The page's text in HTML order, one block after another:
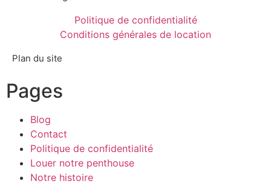
Politique de confidentialité
Conditions générales de location
Plan du site
Pages
Blog
Contact
Politique de confidentialité
Louer notre penthouse
Notre histoire